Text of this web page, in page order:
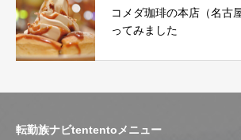
コメダ珈琲の本店（名古
ってみました
転勤族ナビtententoメニュー